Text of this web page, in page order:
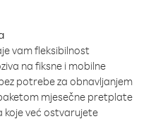
vam fleksibilnost
na fiksne i mobilne
potrebe za obnavljanjem
mjesečne pretplate
koje već ostvarujete